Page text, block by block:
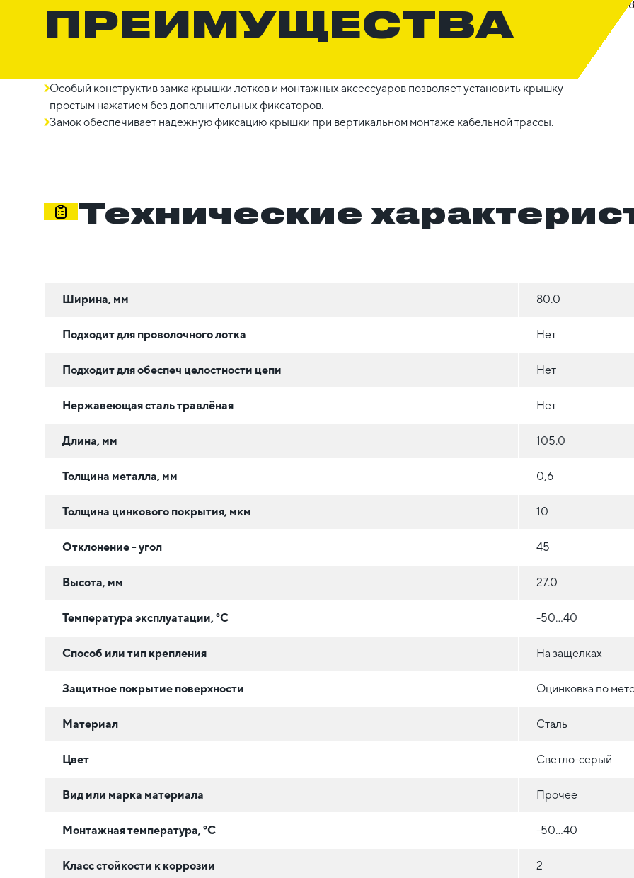
ПРЕИМУЩЕСТВА
Особый конструктив замка крышки лотков и монтажных аксессуаров позволяет установить крышку
простым нажатием без дополнительных фиксаторов.
Замок обеспечивает надежную фиксацию крышки при вертикальном монтаже кабельной трассы.
Технические
Ширина, мм 80.0
Подходит для проволочного лотка Нет
Подходит для обеспеч целостности цепи Нет
Нержавеющая сталь травлёная Нет
Длина, мм 105.0
Толщина металла, мм 0,6
Толщина цинкового покрытия, мкм 10
Отклонение - угол 45
Высота, мм 27.0
Температура эксплуатации, °C -50...40
Способ или тип крепления На защелках
Защитное покрытие поверхности Оцинковка по
Материал Сталь
Цвет Светло-серый
Вид или марка материала Прочее
Монтажная температура, °C -50...40
Класс стойкости к коррозии 2